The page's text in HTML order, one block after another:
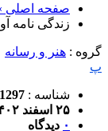
صفحه اصلی
زندگی نامه
گروه : هنر و رسانه
پ
شناسه :
۲۵ اسفند ۱۴۰۲ - ۲۲:۳۴
۰ دیدگاه